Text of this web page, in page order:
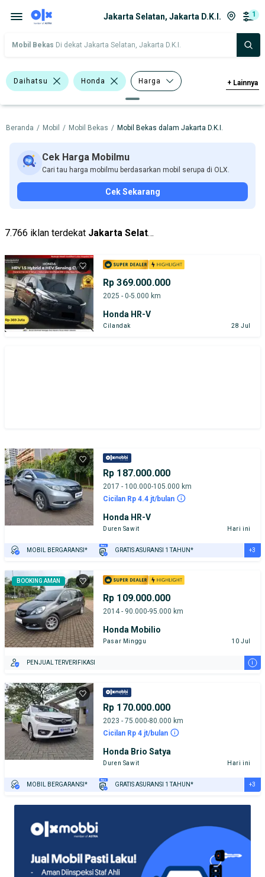
Jakarta Selatan, Jakarta D.K.I. 1
Mobil Bekas Di dekat Jakarta Selatan, Jakarta D.K.I.
Daihatsu Honda Harga
Merek Dan Model Tahun
Tipe Bodi Tipe Membership
+ Lainnya
Beranda / Mobil / Mobil Bekas / Mobil Bekas dalam Jakarta D.K.I.
Cek Harga Mobilmu
Cari tau harga mobilmu berdasarkan mobil serupa di OLX.
Cek Sekarang
7.766 iklan terdekat Jakarta Selatan
Rp 369.000.000
2025 - 0-5.000 km
Honda HR-V
Cilandak 28 Jul
Rp 187.000.000
2017 - 100.000-105.000 km
Cicilan Rp 4.4 jt/bulan
Honda HR-V
Duren Sawit Hari ini
MOBIL BERGARANSI* GRATIS ASURANSI 1 TAHUN*
PENJUAL TERVERIFIKASI
+3
BOOKING AMAN
Rp 109.000.000
2014 - 90.000-95.000 km
Honda Mobilio
Pasar Minggu 10 Jul
PENJUAL TERVERIFIKASI i
Rp 170.000.000
2023 - 75.000-80.000 km
Cicilan Rp 4 jt/bulan
Honda Brio Satya
Duren Sawit Hari ini
MOBIL BERGARANSI* GRATIS ASURANSI 1 TAHUN* +3